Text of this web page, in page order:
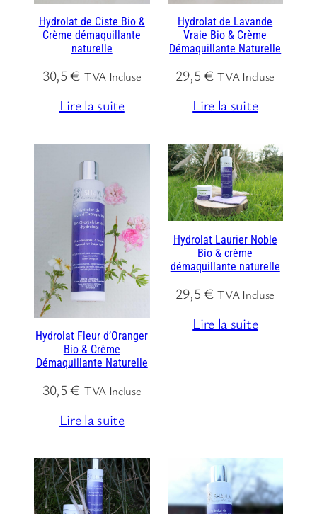
Hydrolat de Ciste Bio &
Crème démaquillante
naturelle
30,5€ TVA Incluse
Lire la suite
Hydrolat de Lavande
Vraie Bio & Crème
Démaquillante Naturelle
29,5€ TVA Incluse
Lire la suite
Hydrolat Fleur d’Oranger
Bio & Crème
Démaquillante Naturelle
30,5€ TVA Incluse
Lire la suite
Hydrolat Laurier Noble
Bio & crème
démaquillante naturelle
29,5€ TVA Incluse
Lire la suite